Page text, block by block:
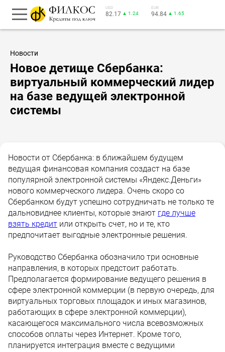
USD
82.17 ▲ 1.24
EUR
94.84 ▲ 1.65
Новости
Новое детище Сбербанка:
виртуальный коммерческий лидер
на базе ведущей электронной
системы
Новости от Сбербанка: в ближайшем будущем
ведущая финансовая компания создаст на базе
популярной электронной системы «Яндекс.Деньги»
нового коммерческого лидера. Очень скоро со
Сбербанком будут успешно сотрудничать не только те
дальновиднее клиенты, которые знают где лучше
взять кредит или открыть счет, но и те, кто
предпочитает выгодные электронные решения.
Руководство Сбербанка обозначило три основные
направления, в которых предстоит работать.
Предполагается формирование ведущего решения в
сфере электронной коммерции (в первую очередь, для
виртуальных торговых площадок и иных магазинов,
работающих в сфере электронной коммерции),
касающегося максимального числа всевозможных
способов оплаты через Интернет. Кроме того,
планируется интеграция вместе с ведущими